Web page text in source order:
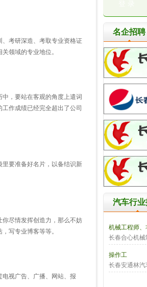
考研深造、考取专业资格证
领域的专业地位。
，要站在客观的角度上遣词
作成绩已经完全超出了公司
要准备好名片，以备结识新
尽情发挥创造力，那么不妨
写专业博客等等。
视广告、广播、网站、报
名企招聘
汽车行
机械工程师
长春合心机械
操作工
长春安通林汽